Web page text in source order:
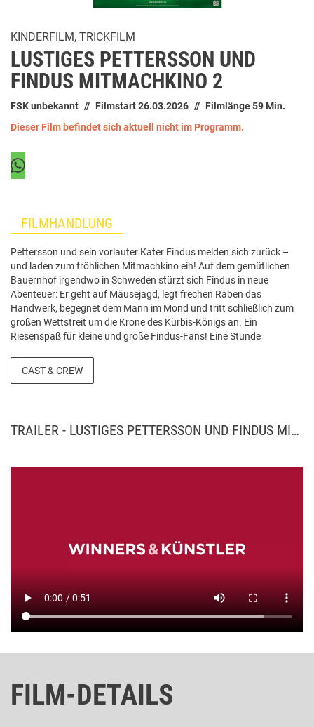
KINDERFILM, TRICKFILM
LUSTIGES PETTERSSON UND
FINDUS MITMACHKINO 2
FSK unbekannt Filmstart 26.03.2026
Filmlänge 59 Min.
Dieser Film befindet sich aktuell nicht im Programm.
FILMHANDLUNG
Pettersson und sein vorlauter Kater Findus melden sich zurück –
und laden zum fröhlichen Mitmachkino ein! Auf dem gemütlichen
Bauernhof irgendwo in Schweden stürzt sich Findus in neue
Abenteuer: Er geht auf Mäusejagd, legt frechen Raben das
Handwerk, begegnet dem Mann im Mond und tritt schließlich zum
großen Wettstreit um die Krone des Kürbis-Königs an. Ein
Riesenspaß für kleine und große Findus-Fans! Eine Stunde
CAST & CREW
TRAILER - LUSTIGES PETTERSSON UND FINDUS MITMACHKINO 2
FILM-DETAILS